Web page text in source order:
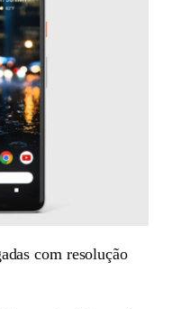
com resolução